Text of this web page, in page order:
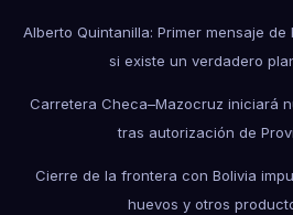
Alberto Quintanilla: Primer mensaje de
si existe un verdadero
Carretera Checa–Mazocruz iniciará
tras autorización de
Cierre de la frontera con Bolivia
huevos y otros